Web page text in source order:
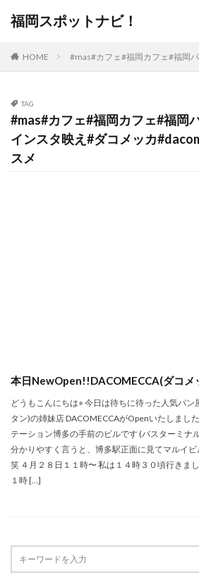
福岡スポットナビ！
HOME #mas#カフェ#福岡カフェ#福岡
TAG
#mas#カフェ#福岡カフェ#福岡
インスタ映え#ダコメッカ
スメ
本日NewOpen!!DACOMECCA(ダコメ
どうもこんにちは⭐︎ 今日は待ちに待った人気パ
タン)の姉妹店 DACOMECCAがOpenいたしまし
テーション博多の手前のビルです (バスターミナ
分かりやすく言うと、博多駅正面に見てマルイビ
笑 ４月２８日１１時〜 私は１４時３０頃行きま
１時 […]